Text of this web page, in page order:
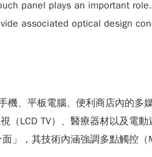
panel plays an important
associated optical design
、平板電腦、便利商店內的多
LCD TV）、醫療器材以及電
」，其技術內涵強調多點觸控